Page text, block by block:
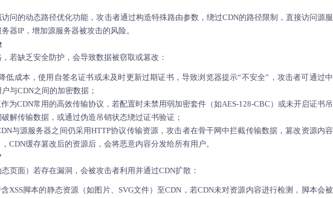
问的动态路径优化功能，攻击者通过构造特殊路由参数，绕过CDN的路径限制，直接访问源服
器IP，增加源服务器被攻击的风险。
若缺乏安全防护，会导致数据被窃取或篡改：
低成本，使用自签名证书或未及时更新过期证书，导致浏览器提示“不安全”，攻击者可通过中
与CDN之间的加密数据；
为CDN常用的高效传输协议，若配置时未禁用弱加密套件（如AES-128-CBC）或未开启证书吊
解传输数据，或通过伪造吊销状态绕过证书验证；
与源服务器之间仍采用HTTP协议传输资源，攻击者在骨干网中拦截传输数据，篡改资源内容
CDN缓存篡改后的资源后，会将恶意内容分发给所有用户。
页面）若存在漏洞，会被攻击者利用并通过CDN扩散：
XSS脚本的静态资源（如图片、SVG文件）至CDN，若CDN未对资源内容进行检测，脚本会被